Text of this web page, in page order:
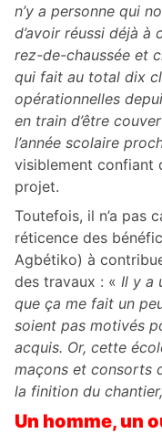
n’y a personne qui
d’avoir réussi déjà à
rez-de-chaussée et
qui fait au total dix
opérationnelles
en train d’être
l’année scolaire
visiblement confiant
projet.
Toutefois, il n’a pas
réticence des
Agbétiko) à
des travaux : « Il y a
que ça me fait un
soient pas motivés
acquis. Or, cette
maçons et consorts
la finition du
Un homme, un